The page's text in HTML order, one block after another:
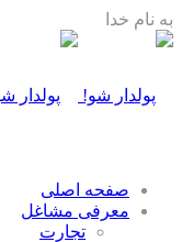
به نام خدا
صفحه اصلی
معرفی مشاغل
تجارت